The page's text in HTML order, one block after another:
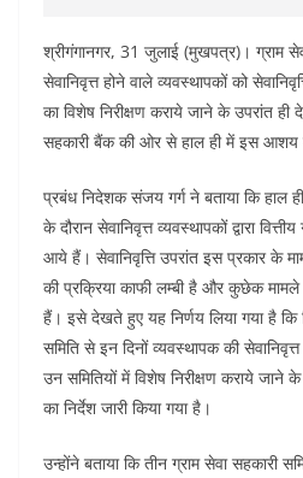
श्रीगंगानगर, 31 जुलाई (मुखपत्र)। ग्राम
सेवानिवृत्त होने वाले व्यवस्थापकों को
का विशेष निरीक्षण कराये जाने के उपरांत ही
सहकारी बैंक की ओर से हाल ही में इस आशय
प्रबंध निदेशक संजय गर्ग ने बताया कि हाल
के दौरान सेवानिवृत्त व्यवस्थापकों द्वारा
आये हैं। सेवानिवृत्ति उपरांत इस प्रकार के
की प्रक्रिया काफी लम्बी है और कुछेक
हैं। इसे देखते हुए यह निर्णय लिया गया है कि
समिति से इन दिनों व्यवस्थापक की
उन समितियों में विशेष निरीक्षण कराये जाने
का निर्देश जारी किया गया है।
उन्होंने बताया कि तीन ग्राम सेवा सहकारी